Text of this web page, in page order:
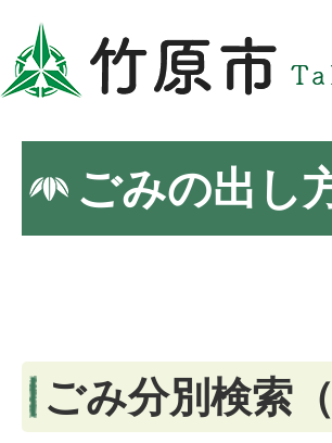
ごみの出し
ごみ分別検索